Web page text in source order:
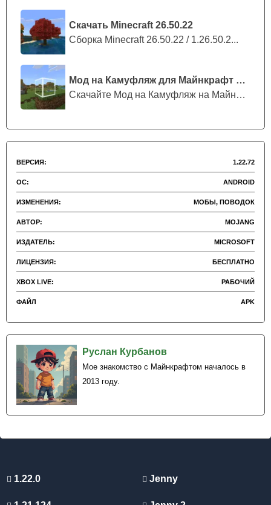
Скачать Minecraft 26.50.22
Сборка Minecraft 26.50.22 / 1.26.50.2...
Мод на Камуфляж для Майнкрафт ПЕ
Скачайте Мод на Камуфляж на Майнкрафт...
ВЕРСИЯ: 1.22.72
ОС: ANDROID
ИЗМЕНЕНИЯ: МОБЫ, ПОВОДОК
АВТОР: MOJANG
ИЗДАТЕЛЬ: MICROSOFT
ЛИЦЕНЗИЯ: БЕСПЛАТНО
XBOX LIVE: РАБОЧИЙ
ФАЙЛ APK
Руслан Курбанов
Мое знакомство с Майнкрафтом началось в
2013 году.
хватает каких-либо ресурсов, то их стоимость
значительно возрастёт.
Внимание:
версию, то он можетскачать Minecraft PE 1.21.72.
1.22.0 Jenny